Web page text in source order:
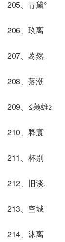
205、青黛°
206、玖离
207、蓦然
208、落潮
209、≤枭雄≥
210、释寰
211、杯别
212、旧谈.
213、空城
214、沐离